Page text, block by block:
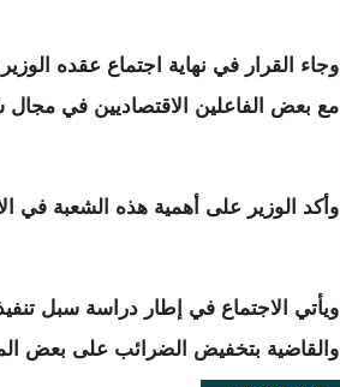
وجاء القرار في نهاية اجتماع عقده الوزير
مع بعض الفاعلين الاقتصاديين في مجال
وأكد الوزير على أهمية هذه الشعبة في
والقاضية بتخفيض الضرائب على بعض